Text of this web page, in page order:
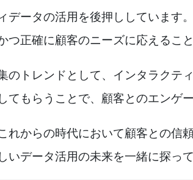
データの活用を後押ししています
つ正確に顧客のニーズに応えるこ
のトレンドとして、インタラクテ
てもらうことで、顧客とのエンゲ
れからの時代において顧客との信
いデータ活用の未来を一緒に探っ